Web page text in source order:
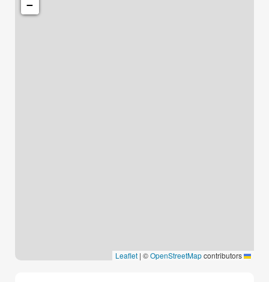
−
| ©OpenStreetMapcontributors